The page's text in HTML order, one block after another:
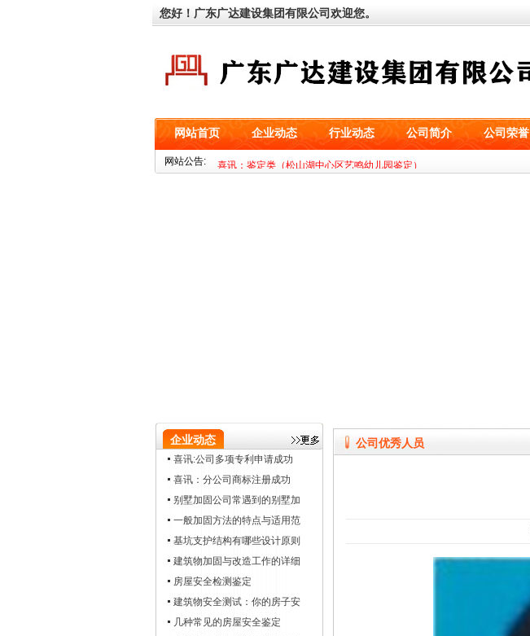
您好！广东广达建设集团有限公司欢迎您。
网站首页 企业动态 行业动态 公司简介 公司荣誉
网站公告:
喜讯：基坑类（深圳市海益零二科技有限公司设备基础工程）
喜讯：鉴定类（松山湖中心区艺鸣幼儿园鉴定）
企业动态
喜讯:公司多项专利申请成功
喜讯：分公司商标注册成功
别墅加固公司常遇到的别墅加
一般加固方法的特点与适用范
基坑支护结构有哪些设计原则
建筑物加固与改造工作的详细
房屋安全检测鉴定
建筑物安全测试：你的房子安
几种常见的房屋安全鉴定
公司优秀人员